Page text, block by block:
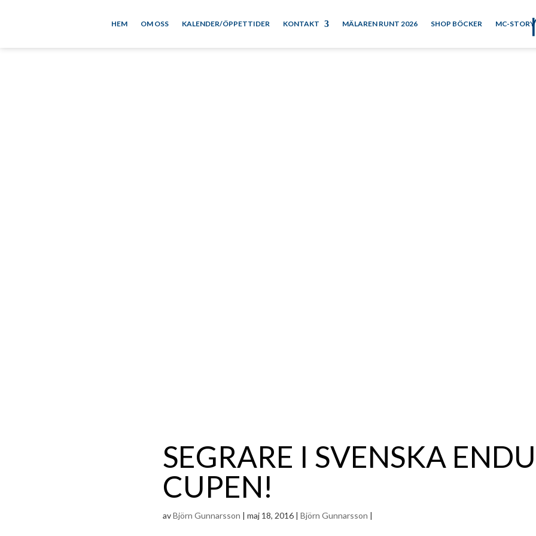
HEM OM OSS KALENDER/ÖPPETTIDER KONTAKT MÄLAREN RUNT 2026 SHOP BÖCKER MC-STORY
SEGRARE I SVENSKA
CUPEN!
avBjörn Gunnarsson | maj 18, 2016 | Björn Gunnarsson |